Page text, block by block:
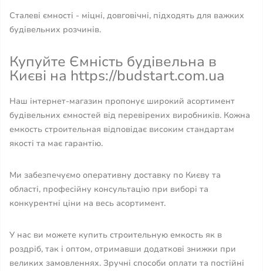
Сталеві ємності - міцні, довговічні, підходять для важких
будівельних розчинів.
Купуйте Ємність будівельна в
Києві на https://budstart.com.ua
Наш інтернет-магазин пропонує широкий асортимент
будівельних ємностей від перевірених виробників. Кожна
емкость строительная відповідає високим стандартам
якості та має гарантію.
Ми забезпечуємо оперативну доставку по Києву та
області, професійну консультацію при виборі та
конкурентні ціни на весь асортимент.
У нас ви можете купить строительную емкость як в
роздріб, так і оптом, отримавши додаткові знижки при
великих замовленнях. Зручні способи оплати та постійні